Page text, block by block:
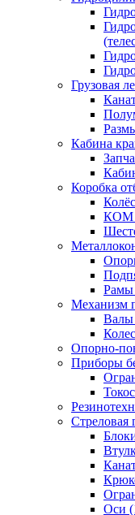
Грузовая
Кабина
Коробка
КОМ
Рамы
Механизм
Валы
Опорно-
Приборы
Стреловая
Оси